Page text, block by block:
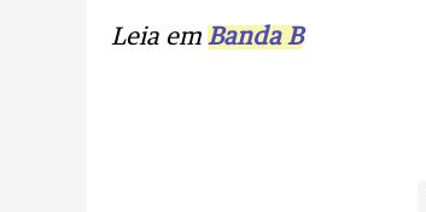
Leia em Banda B